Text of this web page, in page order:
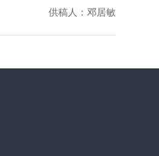
供稿人：邓居敏